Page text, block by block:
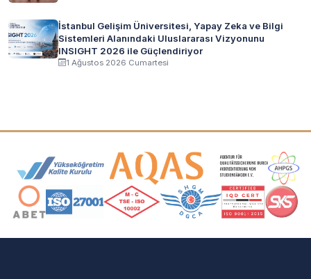
İstanbul Gelişim Üniversitesi, Yapay Zeka ve Bilgi
Sistemleri Alanındaki Uluslararası Vizyonunu
INSIGHT 2026 ile Güçlendiriyor
1 Ağustos 2026 Cumartesi
Akreditasyon ve Üyelik Logoları